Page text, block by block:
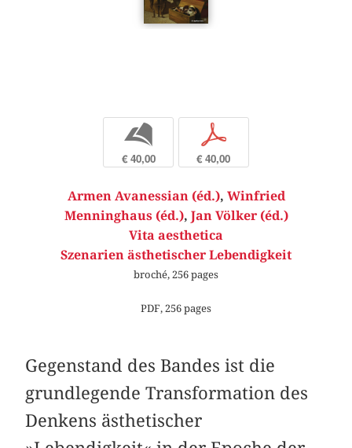
b
€ 40,00
p
€ 40,00
Armen Avanessian (éd.), Winfried
Menninghaus (éd.), Jan Völker (éd.)
Vita aesthetica
Szenarien ästhetischer Lebendigkeit
broché, 256 pages
PDF, 256 pages
Gegenstand des Bandes ist die
grundlegende Transformation des
Denkens ästhetischer